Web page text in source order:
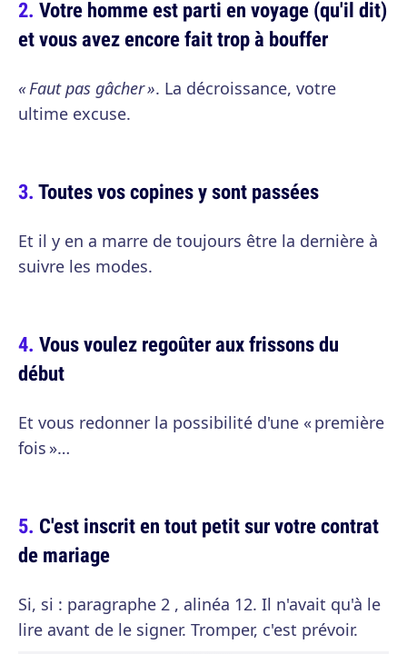
Votre homme est parti en voyage (qu'il dit)
et vous avez encore fait trop à bouffer
« Faut pas gâcher ». La décroissance, votre
ultime excuse.
Toutes vos copines y sont passées
Et il y en a marre de toujours être la dernière à
suivre les modes.
Vous voulez regoûter aux frissons du
début
Et vous redonner la possibilité d'une « première
fois »…
C'est inscrit en tout petit sur votre contrat
de mariage
Si, si : paragraphe 2 , alinéa 12. Il n'avait qu'à le
lire avant de le signer. Tromper, c'est prévoir.